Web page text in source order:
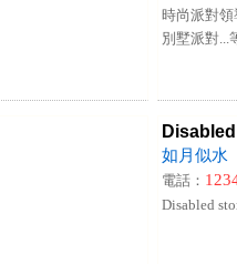
時尚派對
別墅派對...
Disabled
如月似水
電話：
Disabled